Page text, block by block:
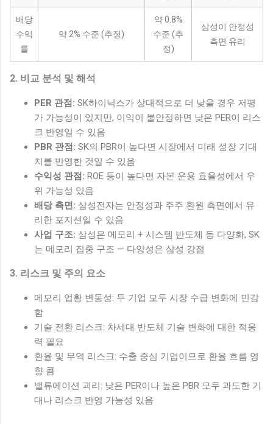
배당
수익
률
약 2% 수준 (추정)
약 0.8%
수준 (추
정)
삼성이 안정성
측면 유리
2. 비교 분석 및 해석
PER 관점: SK하이닉스가 상대적으로 더 낮을 경우 저평
가 가능성이 있지만, 이익이 불안정하면 낮은 PER이 리스
크 반영일 수 있음
PBR 관점: SK의 PBR이 높다면 시장에서 미래 성장 기대
치를 반영한 것일 수 있음
수익성 관점: ROE 등이 높다면 자본 운용 효율성에서 우
위 가능성 있음
배당 측면: 삼성전자는 안정성과 주주 환원 측면에서 유
리한 포지션일 수 있음
사업 구조: 삼성은 메모리 + 시스템 반도체 등 다양화, SK
는 메모리 집중 구조 — 다양성은 삼성 강점
3. 리스크 및 주의 요소
메모리 업황 변동성: 두 기업 모두 시장 수급 변화에 민감
함
기술 전환 리스크: 차세대 반도체 기술 변화에 대한 적응
력 필요
환율 및 무역 리스크: 수출 중심 기업이므로 환율 흐름 영
향 큼
밸류에이션 괴리: 낮은 PER이나 높은 PBR 모두 과도한 기
대나 리스크 반영 가능성 있음